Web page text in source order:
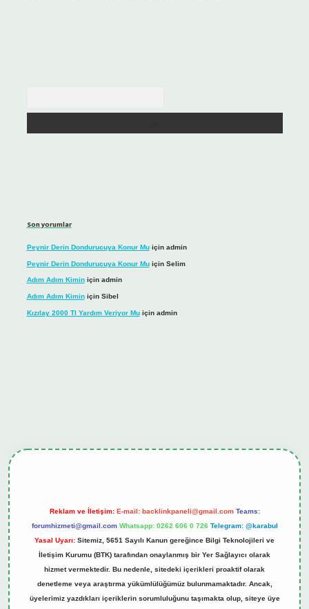
Son yorumlar
Peynir Derin Dondurucuya Konur Muiçin admin
Peynir Derin Dondurucuya Konur Muiçin Selim
Adım Adım Kiminiçin admin
Adım Adım Kiminiçin Sibel
Kızılay 2000 Tl Yardım Veriyor Muiçin admin
Reklam ve İletişim: E-mail: backlinkpaneli@gmail.com Teams:
forumhizmeti@gmail.com Whatsapp: 0262 606 0 726 Telegram: @karabul
Yasal Uyarı: Sitemiz, 5651 Sayılı Kanun gereğince Bilgi Teknolojileri ve
İletişim Kurumu (BTK) tarafından onaylanmış bir Yer Sağlayıcı olarak
hizmet vermektedir. Bu nedenle, sitedeki içerikleri proaktif olarak
denetleme veya araştırma yükümlülüğümüz bulunmamaktadır. Ancak,
üyelerimiz yazdıkları içeriklerin sorumluluğunu taşımakta olup, siteye üye